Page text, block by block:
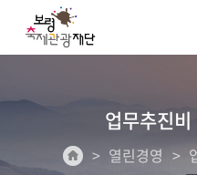
업무추진
열린경영